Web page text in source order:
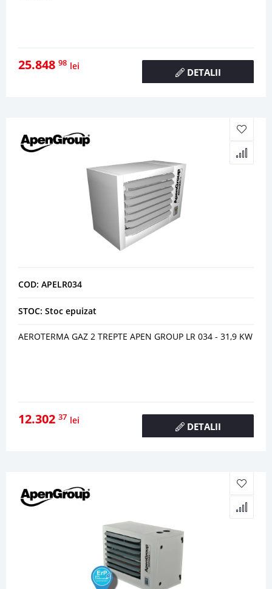
25.848 98 lei
DETALII
COD: APELR034
STOC: Stoc epuizat
AEROTERMA GAZ 2 TREPTE APEN GROUP LR 034 - 31,9 KW
12.302 37 lei
DETALII